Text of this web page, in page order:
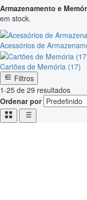
Armazenamento e
em stock.
Acessórios de
Cartões de Memória (17)
Filtros
1-25 de 29 resultados
Ordenar por